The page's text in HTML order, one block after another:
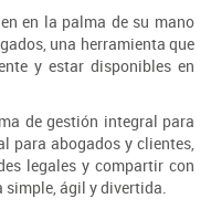
en la palma de su mano
una herramienta que
y estar disponibles en
de gestión integral para
para abogados y clientes,
legales y compartir con
simple, ágil y divertida.